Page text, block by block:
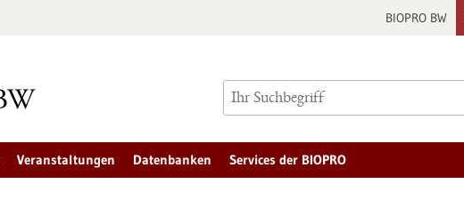
BIOPRO BW
Veranstaltungen Datenbanken Services der BIOPRO